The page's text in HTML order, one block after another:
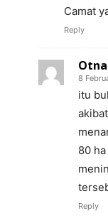
Camat
Reply
8
itu
80
Reply